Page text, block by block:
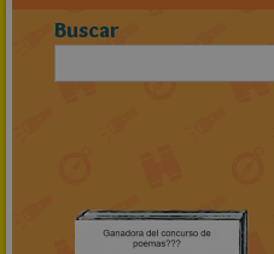
Buscar